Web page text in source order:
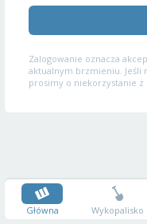
Zalogowanie oznacza
aktualnym brzmieniu. Jeśli
prosimy o niekorzystanie z
Główna Wykopalisko